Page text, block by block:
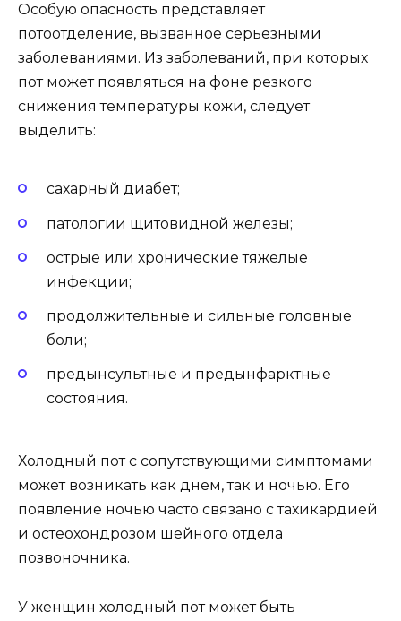
Особую опасность представляет
потоотделение, вызванное серьезными
заболеваниями. Из заболеваний, при которых
пот может появляться на фоне резкого
снижения температуры кожи, следует
выделить:
сахарный диабет;
патологии щитовидной железы;
острые или хронические тяжелые
инфекции;
продолжительные и сильные головные
боли;
предынсультные и предынфарктные
состояния.
Холодный пот с сопутствующими симптомами
может возникать как днем, так и ночью. Его
появление ночью часто связано с тахикардией
и остеохондрозом шейного отдела
позвоночника.
У женщин холодный пот может быть